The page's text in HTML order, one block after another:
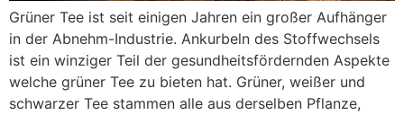
Grüner Tee ist seit einigen Jahren ein großer Aufhänger
in der Abnehm-Industrie. Ankurbeln des Stoffwechsels
ist ein winziger Teil der gesundheitsfördernden Aspekte
welche grüner Tee zu bieten hat. Grüner, weißer und
schwarzer Tee stammen alle aus derselben Pflanze,